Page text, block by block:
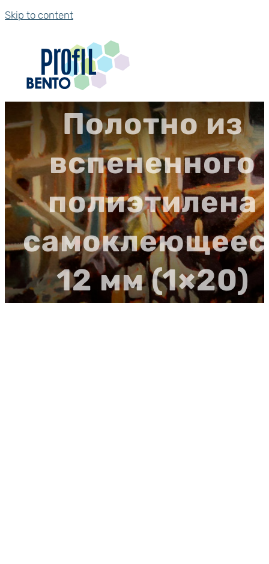
Skip to content
Полотно из
вспененного
полиэтилена
12 мм (1×20)